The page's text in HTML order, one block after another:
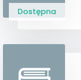
Dostępna